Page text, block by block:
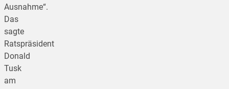
Ausnahme“.
Das
sagte
Ratspräsident
Donald
Tusk
am